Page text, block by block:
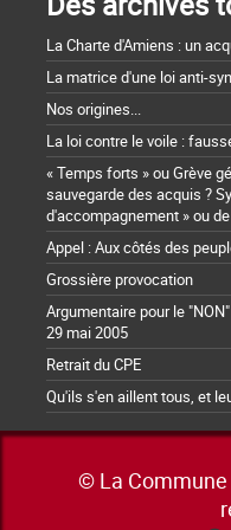
La Charte d'Amiens : un
La matrice d'une loi anti-
Nos origines...
La loi contre le voile :
« Temps forts » ou Grève
sauvegarde des acquis ?
d'accompagnement » ou
Appel : Aux côtés des
Grossière provocation
Argumentaire pour le
29 mai 2005
Retrait du CPE
Qu'ils s'en aillent tous, et
© La Commune